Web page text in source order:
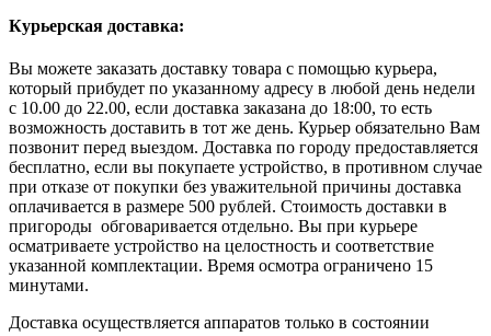
Курьерская доставка:
Вы можете заказать доставку товара с помощью курьера,
который прибудет по указанному адресу в любой день недели
с 10.00 до 22.00, если доставка заказана до 18:00, то есть
возможность доставить в тот же день. Курьер обязательно Вам
позвонит перед выездом. Доставка по городу предоставляется
бесплатно, если вы покупаете устройство, в противном случае
при отказе от покупки без уважительной причины доставка
оплачивается в размере 500 рублей. Стоимость доставки в
пригороды обговаривается отдельно. Вы при курьере
осматриваете устройство на целостность и соответствие
указанной комплектации. Время осмотра ограничено 15
минутами.
Доставка осуществляется аппаратов только в состоянии